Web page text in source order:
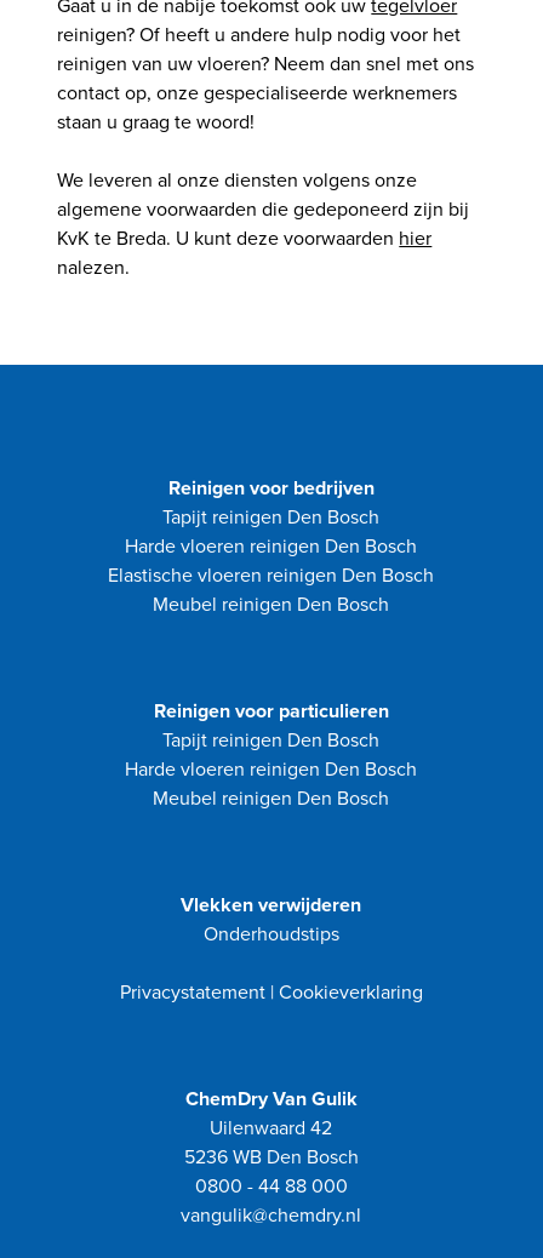
Gaat u in de nabije toekomst ook uwtegelvloer
reinigen? Of heeft u andere hulp nodig voor het
reinigen van uw vloeren? Neem dan snel met ons
contact op, onze gespecialiseerde werknemers
staan u graag te woord!
We leveren al onze diensten volgens onze
algemene voorwaarden die gedeponeerd zijn bij
KvK te Breda. U kunt deze voorwaarden hier
nalezen.
Reinigen voor bedrijven
Tapijt reinigen Den Bosch
Harde vloeren reinigen Den Bosch
Elastische vloeren reinigen Den Bosch
Meubel reinigen Den Bosch
Reinigen voor particulieren
Tapijt reinigen Den Bosch
Harde vloeren reinigen Den Bosch
Meubel reinigen Den Bosch
Vlekken verwijderen
Onderhoudstips
Privacystatement| Cookieverklaring
ChemDry Van Gulik
Uilenwaard 42
5236 WB Den Bosch
0800 - 44 88 000
vangulik@chemdry.nl